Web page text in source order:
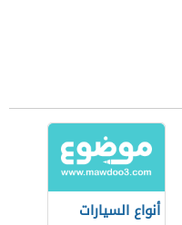
أنواع السيارات